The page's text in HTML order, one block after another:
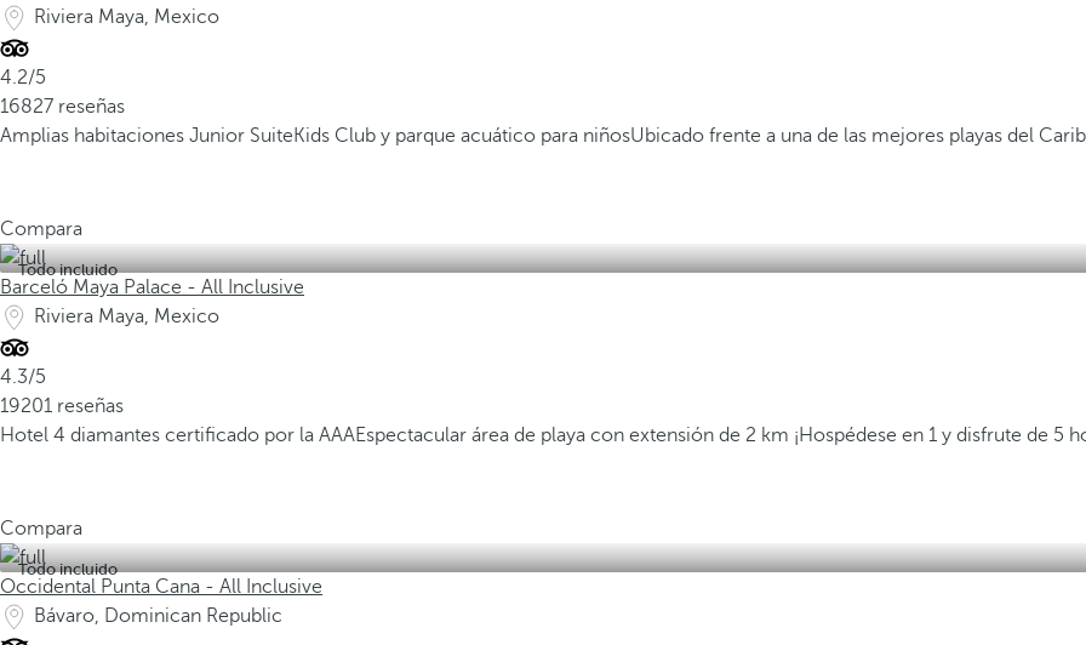
Riviera Maya, Mexico
4.2/5
16827 reseñas
Amplias habitaciones Junior SuiteKids Club y parque acuático para niñosUbicado frente a una de las mejores playas del
Compara
Todo incluido
Barceló Maya Palace - All Inclusive
Riviera Maya, Mexico
4.3/5
19201 reseñas
Hotel 4 diamantes certificado por la AAAEspectacular área de playa con extensión de 2 km ¡Hospédese en 1 y disfrute de 5
Compara
Todo incluido
Occidental Punta Cana - All Inclusive
Bávaro, Dominican Republic